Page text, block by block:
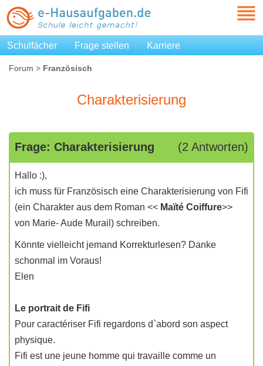
Schulfächer Frage stellen Karriere
Forum > Französisch
Charakterisierung
Frage: Charakterisierung (2 Antworten)
Hallo :),
ich muss für Französisch eine Charakterisierung von Fifi
(ein Charakter aus dem Roman << Maïté Coiffure>>
von Marie- Aude Murail) schreiben.
Könnte vielleicht jemand Korrekturlesen? Danke
schonmal im Voraus!
Elen
Le portrait de Fifi
Pour caractériser Fifi regardons d`abord son aspect
physique.
Fifi est une jeune homme qui travaille comme un